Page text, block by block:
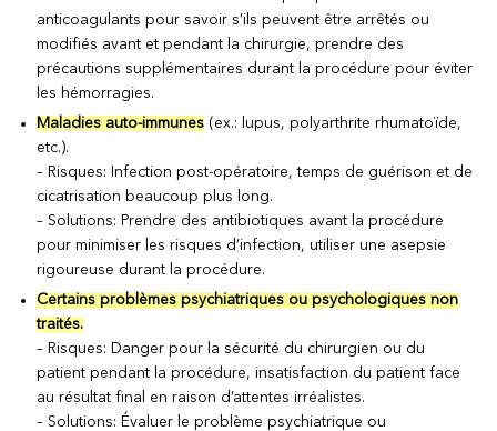
anticoagulants pour savoir s’ils peuvent être arrêtés ou
modifiés avant et pendant la chirurgie, prendre des
précautions supplémentaires durant la procédure pour éviter
les hémorragies.
Maladies auto-immunes (ex.: lupus, polyarthrite rhumatoïde,
etc.).
– Risques: Infection post-opératoire, temps de guérison et de
cicatrisation beaucoup plus long.
– Solutions: Prendre des antibiotiques avant la procédure
pour minimiser les risques d’infection, utiliser une asepsie
rigoureuse durant la procédure.
Certains problèmes psychiatriques ou psychologiques non
traités.
– Risques: Danger pour la sécurité du chirurgien ou du
patient pendant la procédure, insatisfaction du patient face
au résultat final en raison d’attentes irréalistes.
– Solutions: Évaluer le problème psychiatrique ou